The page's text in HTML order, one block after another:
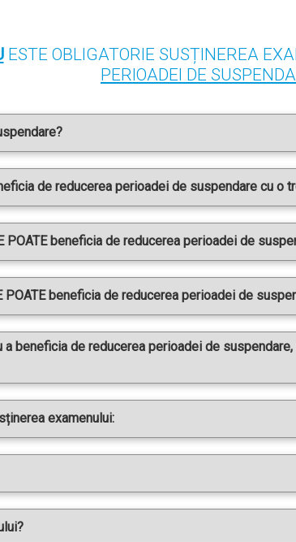
ESTE OBLIGATORIE SUSȚINEREA
PERIOADEI DE
de reducerea perioadei de suspendare cu o
POATE beneficia de reducerea perioadei de
POATE beneficia de reducerea perioadei de
a beneficia de reducerea perioadei de
examenului: